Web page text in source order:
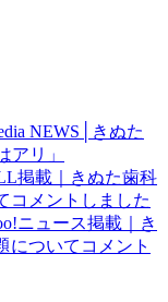
NEWS│きぬた
リ」
掲載｜きぬた歯科
コメントしました
ニュース掲載｜き
についてコメント